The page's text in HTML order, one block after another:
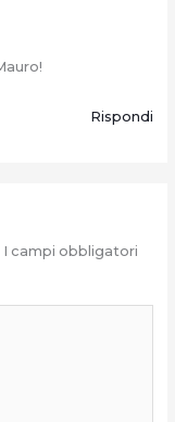
Rispondi
I campi obbligatori